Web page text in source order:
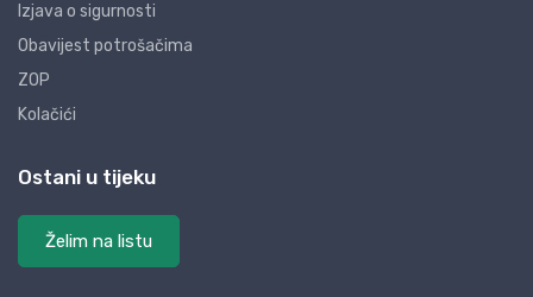
Izjava o sigurnosti
Obavijest potrošačima
ZOP
Kolačići
Ostani u tijeku
Želim na listu